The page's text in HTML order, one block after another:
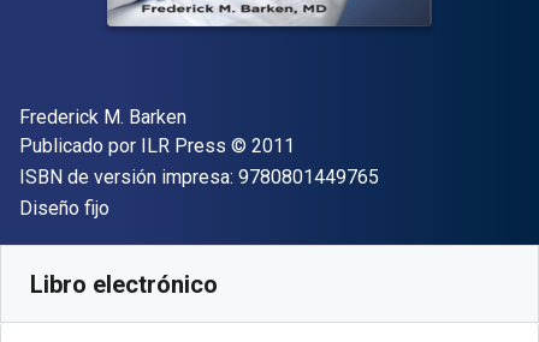
Autor(es)
Frederick M. Barken
Editor
Publicado por ILR Press Copyright
© 2011
ISBN de versión impresa: 9780801449765
Formato
Diseño fijo
Libro electrónico